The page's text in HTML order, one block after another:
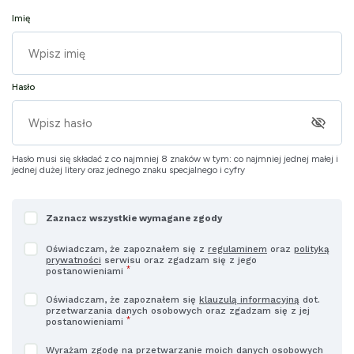
Imię
Hasło
pokaż lub ukryj hasło
Hasło musi się składać z co najmniej 8 znaków w tym: co najmniej jednej małej i
jednej dużej litery oraz jednego znaku specjalnego i cyfry
Wymagane
zgody
Zaznacz wszystkie wymagane zgody
Oświadczam, że zapoznałem się z regulaminem oraz polityką
prywatności serwisu oraz zgadzam się z jego
postanowieniami *
Oświadczam, że zapoznałem się klauzulą informacyjną dot.
przetwarzania danych osobowych oraz zgadzam się z jej
postanowieniami *
Wyrażam zgodę na przetwarzanie moich danych osobowych